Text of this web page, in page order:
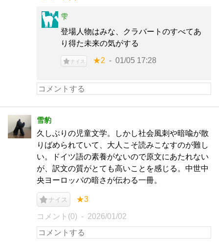
雫
登場人物はみな、クラバートのすべてあ
り得た未来の気がする
ナイス ★2 01/05 17:28
雪豹
久しぶりの児童文学。しかし社会風刺や暗喩が散
りばめられていて、大人こそ読みこなすのが難し
い。ドイツ語の素養がないので原文にあたれない
が、訳文の質がとても高いことを感じる。中世中
央ヨーロッパの暗さが伝わる一冊。
ナイス ★3
コメント(0) 2026/01/02